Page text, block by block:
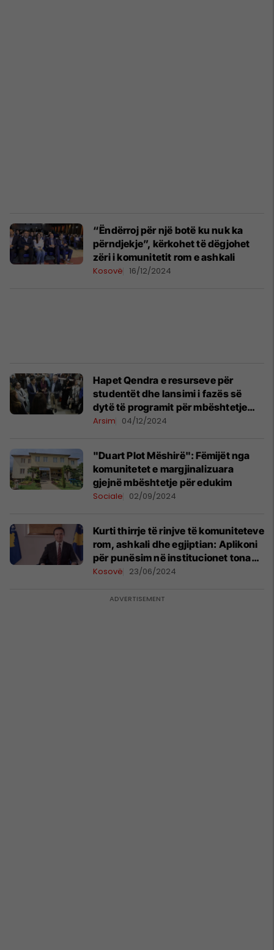
​“Ëndërroj për një botë ku nuk ka
përndjekje”, kërkohet të dëgjohet
zëri i komunitetit rom e ashkali
Kosovë 16/12/2024
Hapet Qendra e resurseve për
studentët dhe lansimi i fazës së
dytë të programit për mbështetje
akademike të komuniteteve rom,
Arsim 04/12/2024
"Duart Plot Mëshirë": Fëmijët nga
komunitetet e margjinalizuara
gjejnë mbështetje për edukim
Sociale 02/09/2024
Kurti thirrje të rinjve të komuniteteve
rom, ashkali dhe egjiptian: Aplikoni
për punësim në institucionet tona
publike
Kosovë 23/06/2024